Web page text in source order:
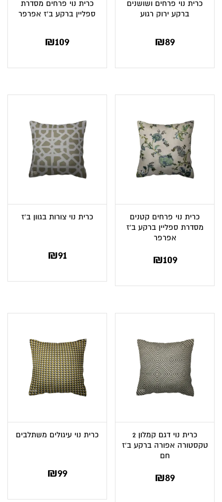
כרית נוי פרחים ושושנים
ברקע ירוק רגוע
₪89
כרית נוי פרחים מסדרת
ספליין ברקע ב’ז אפרפר
₪109
כרית נוי פרחים קטנים
מסדרת ספליין ברקע ב’ז
אפרפר
₪109
כרית נוי צורות בגוון ב’ז
₪91
כרית נוי דגם קמלון 2
טקסטורה אפורה ברקע ב’ז
חם
₪89
כרית נוי עיגולים משתלבים
₪99